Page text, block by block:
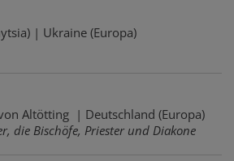
| Ukraine (Europa)
Altötting | Deutschland (Europa)
die Bischöfe, Priester und Diakone